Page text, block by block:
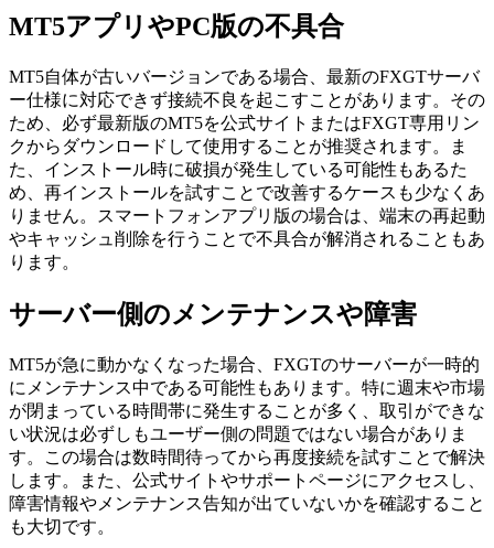
MT5アプリやPC版の不具合
MT5自体が古いバージョンである場合、最新のFXGTサーバ
ー仕様に対応できず接続不良を起こすことがあります。その
ため、必ず最新版のMT5を公式サイトまたはFXGT専用リン
クからダウンロードして使用することが推奨されます。ま
た、インストール時に破損が発生している可能性もあるた
め、再インストールを試すことで改善するケースも少なくあ
りません。スマートフォンアプリ版の場合は、端末の再起動
やキャッシュ削除を行うことで不具合が解消されることもあ
ります。
サーバー側のメンテナンスや障害
MT5が急に動かなくなった場合、FXGTのサーバーが一時的
にメンテナンス中である可能性もあります。特に週末や市場
が閉まっている時間帯に発生することが多く、取引ができな
い状況は必ずしもユーザー側の問題ではない場合がありま
す。この場合は数時間待ってから再度接続を試すことで解決
します。また、公式サイトやサポートページにアクセスし、
障害情報やメンテナンス告知が出ていないかを確認すること
も大切です。